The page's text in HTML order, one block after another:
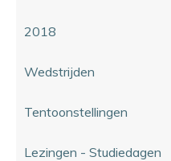
2018
Wedstrijden
Tentoonstellingen
Lezingen - Studiedagen